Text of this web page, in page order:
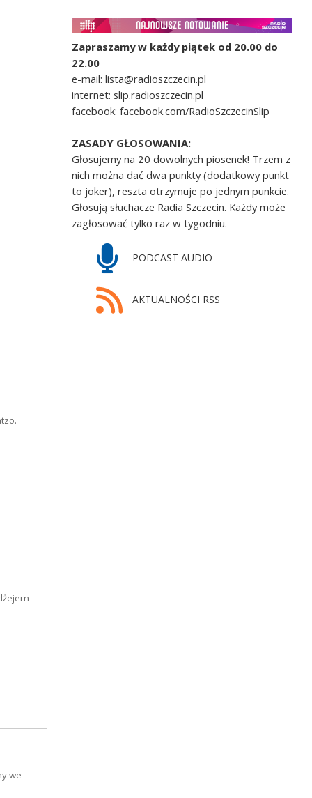
Zapraszamy w każdy piątek od 20.00 do
22.00
e-mail: lista@radioszczecin.pl
internet: slip.radioszczecin.pl
facebook: facebook.com/RadioSzczecinSlip
ZASADY GŁOSOWANIA:
Głosujemy na 20 dowolnych piosenek! Trzem z
nich można dać dwa punkty (dodatkowy punkt
to joker), reszta otrzymuje po jednym punkcie.
Głosują słuchacze Radia Szczecin. Każdy może
zagłosować tylko raz w tygodniu.
PODCAST AUDIO
AKTUALNOŚCI RSS
we